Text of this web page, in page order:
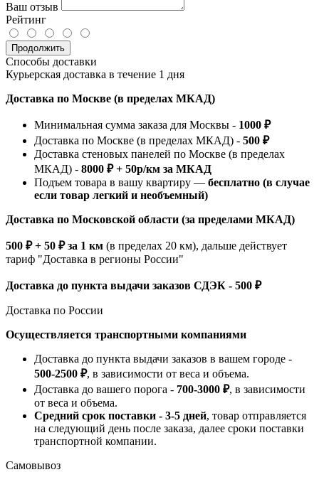
Ваш отзыв
Рейтинг
Продолжить
Способы доставки
Курьерская доставка в течение 1 дня
Доставка по Москве (в пределах МКАД)
Минимальная сумма заказа для Москвы - 1000 ₽
Доставка по Москве (в пределах МКАД) - 500 ₽
Доставка стеновых панелей по Москве (в пределах
МКАД) - 8000 ₽ + 50р/км за МКАД
Подъем товара в вашу квартиру — бесплатно (в случае
если товар легкий и необъемный)
Доставка по Московской области (за пределами МКАД)
500 ₽ + 50 ₽ за 1 км (в пределах 20 км), дальше действует
тариф "Доставка в регионы России"
Доставка до пункта выдачи заказов СДЭК - 500 ₽
Доставка по России
Осуществляется транспортными компаниями
Доставка до пункта выдачи заказов в вашем городе -
500-2500 ₽, в зависимости от веса и объема.
Доставка до вашего порога - 700-3000 ₽, в зависимости
от веса и объема.
Средний срок поставки - 3-5 дней, товар отправляется
на следующий день после заказа, далее сроки поставки
транспортной компании.
Самовывоз